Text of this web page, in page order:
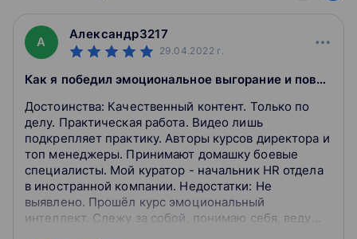
А
Александр3217
29.04.2022 г.
Как я победил эмоциональное выгорание и повысил доход в 1,5 раза
Достоинства: Качественный контент. Только по
делу. Практическая работа. Видео лишь
подкрепляет практику. Авторы курсов директора и
топ менеджеры. Принимают домашку боевые
специалисты. Мой куратор - начальник HR отдела
в иностранной компании. Недостатки: Не
выявлено. Прошёл курс эмоциональный
интеллект. Слежу за собой, понимаю себя, веду